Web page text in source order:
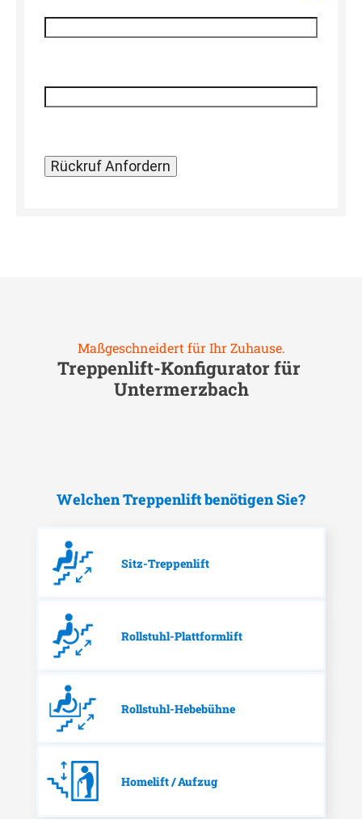
Maßgeschneidert für Ihr Zuhause.
Treppenlift-Konfigurator für
Untermerzbach
Welchen Treppenlift benötigen Sie?
Sitz-Treppenlift
Rollstuhl-Plattformlift
Rollstuhl-Hebebühne
Homelift / Aufzug